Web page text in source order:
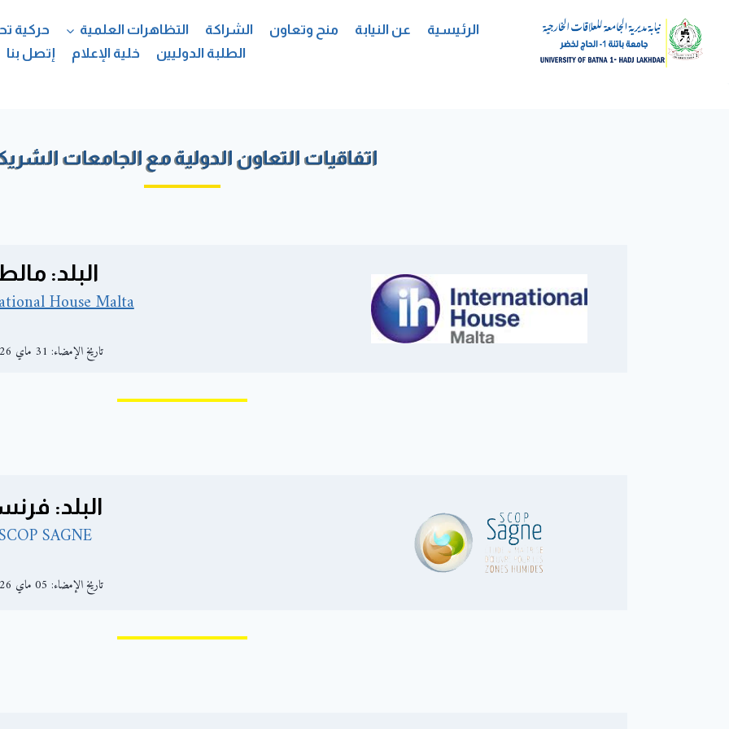
المحتوى
الرئيسية عن النيابة منح وتعاون الشراكة التظاهرات العلمية
حركية
الطلبة الدوليين
خلية الإعلام إتصل بنا
اتفاقيات التعاون الدولية مع الجامعات
البلد:
House Malta
تاريخ الإمضاء: 31 ماي 2026
البلد:
SAGNE
تاريخ الإمضاء: 05 ماي 2026